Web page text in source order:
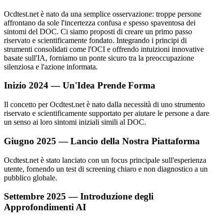
Ocdtest.net è nato da una semplice osservazione: troppe persone
affrontano da sole l'incertezza confusa e spesso spaventosa dei
sintomi del DOC. Ci siamo proposti di creare un primo passo
riservato e scientificamente fondato. Integrando i principi di
strumenti consolidati come l'OCI e offrendo intuizioni innovative
basate sull'IA, forniamo un ponte sicuro tra la preoccupazione
silenziosa e l'azione informata.
Inizio 2024 — Un'Idea Prende Forma
Il concetto per Ocdtest.net è nato dalla necessità di uno strumento
riservato e scientificamente supportato per aiutare le persone a dare
un senso ai loro sintomi iniziali simili al DOC.
Giugno 2025 — Lancio della Nostra Piattaforma
Ocdtest.net è stato lanciato con un focus principale sull'esperienza
utente, fornendo un test di screening chiaro e non diagnostico a un
pubblico globale.
Settembre 2025 — Introduzione degli
Approfondimenti AI